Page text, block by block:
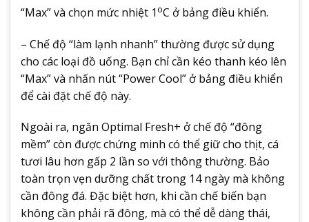
“Max” và chọn mức nhiệt 1oC ở bảng điều khiển.
– Chế độ “làm lạnh nhanh” thường được sử dụng
cho các loại đồ uống. Bạn chỉ cần kéo thanh kéo lên
“Max” và nhấn nút “Power Cool” ở bảng điều khiển
để cài đặt chế độ này.
Ngoài ra, ngăn Optimal Fresh+ ở chế độ “đông
mềm” còn được chứng minh có thể giữ cho thịt, cá
tươi lâu hơn gấp 2 lần so với thông thường. Bảo
toàn trọn vẹn dưỡng chất trong 14 ngày mà không
cần đông đá. Đặc biệt hơn, khi cần chế biến bạn
không cần phải rã đông, mà có thể dễ dàng thái,